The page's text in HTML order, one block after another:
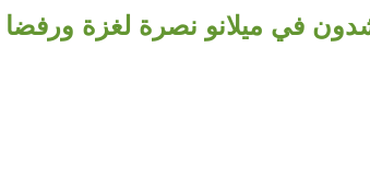
في ميلانو نصرة لغزة ورفضا